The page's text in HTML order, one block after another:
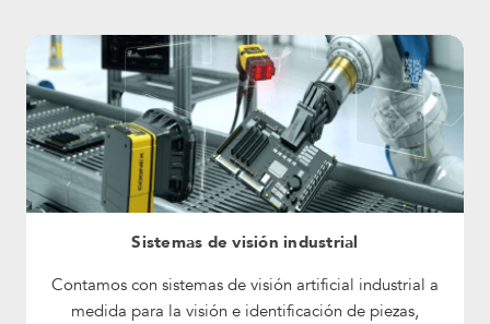
Sistemas de visión industrial
Contamos con sistemas de visión artificial industrial a
medida para la visión e identificación de piezas,